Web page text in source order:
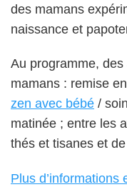
des mamans
naissance et
Au programme,
mamans : remise
zen avec bébé /
matinée ; entre les
thés et tisanes et
Plus d’informations